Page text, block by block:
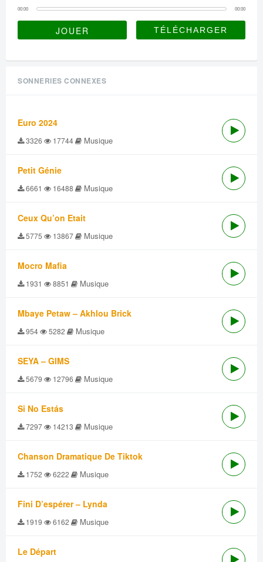
00:00 00:00
JOUER
SONNERIES CONNEXES
Euro 2024
3326 17744 Musique
Petit Génie
6661 16488 Musique
Ceux Qu’on Etait
5775 13867 Musique
Mocro Mafia
1931 8851 Musique
Mbaye Petaw – Akhlou Brick
954 5282 Musique
SEYA – GIMS
5679 12796 Musique
Si No Estás
7297 14213 Musique
Chanson Dramatique De Tiktok
1752 6222 Musique
Fini D’espérer – Lynda
1919 6162 Musique
Le Départ